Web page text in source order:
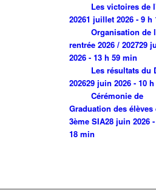
Les victoires de
20261 juillet 2026 - 9 h
Organisation de
rentrée 2026 / 202729
2026 - 13 h 59 min
Les résultats du
202629 juin 2026 - 10
Cérémonie de
Graduation des élèves
3ème SIA28 juin 2026
18 min